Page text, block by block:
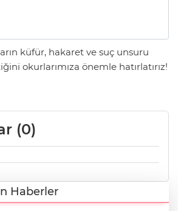
küfür, hakaret ve suç unsuru
okurlarımıza önemle hatırlatırız!
(0)
Haberler